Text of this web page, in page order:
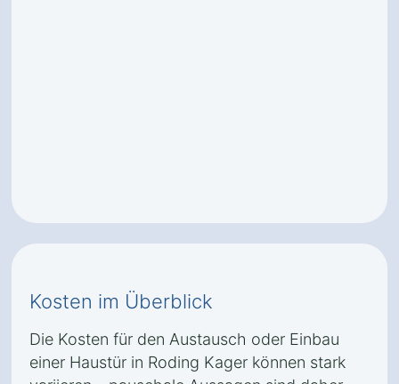
Kosten im Überblick
Die Kosten für den Austausch oder Einbau
einer Haustür in Roding Kager können stark